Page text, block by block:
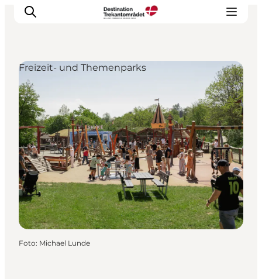
LEGOLAND® Billund Resort
Städte
Erlebnisse
Unterkünfte
Reiseplanung
Tickets
Freizeit- und Themenparks
Foto: Michael Lunde